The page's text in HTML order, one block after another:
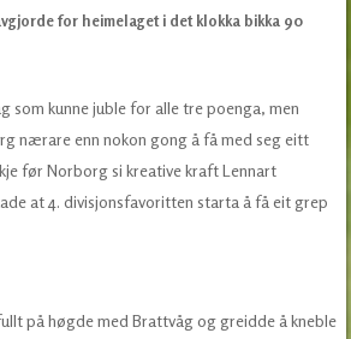
for heimelaget i det klokka bikka 90
som kunne juble for alle tre poenga, men
nærare enn nokon gong å få med seg eitt
før Norborg si kreative kraft Lennart
at 4. divisjonsfavoritten starta å få eit grep
på høgde med Brattvåg og greidde å kneble